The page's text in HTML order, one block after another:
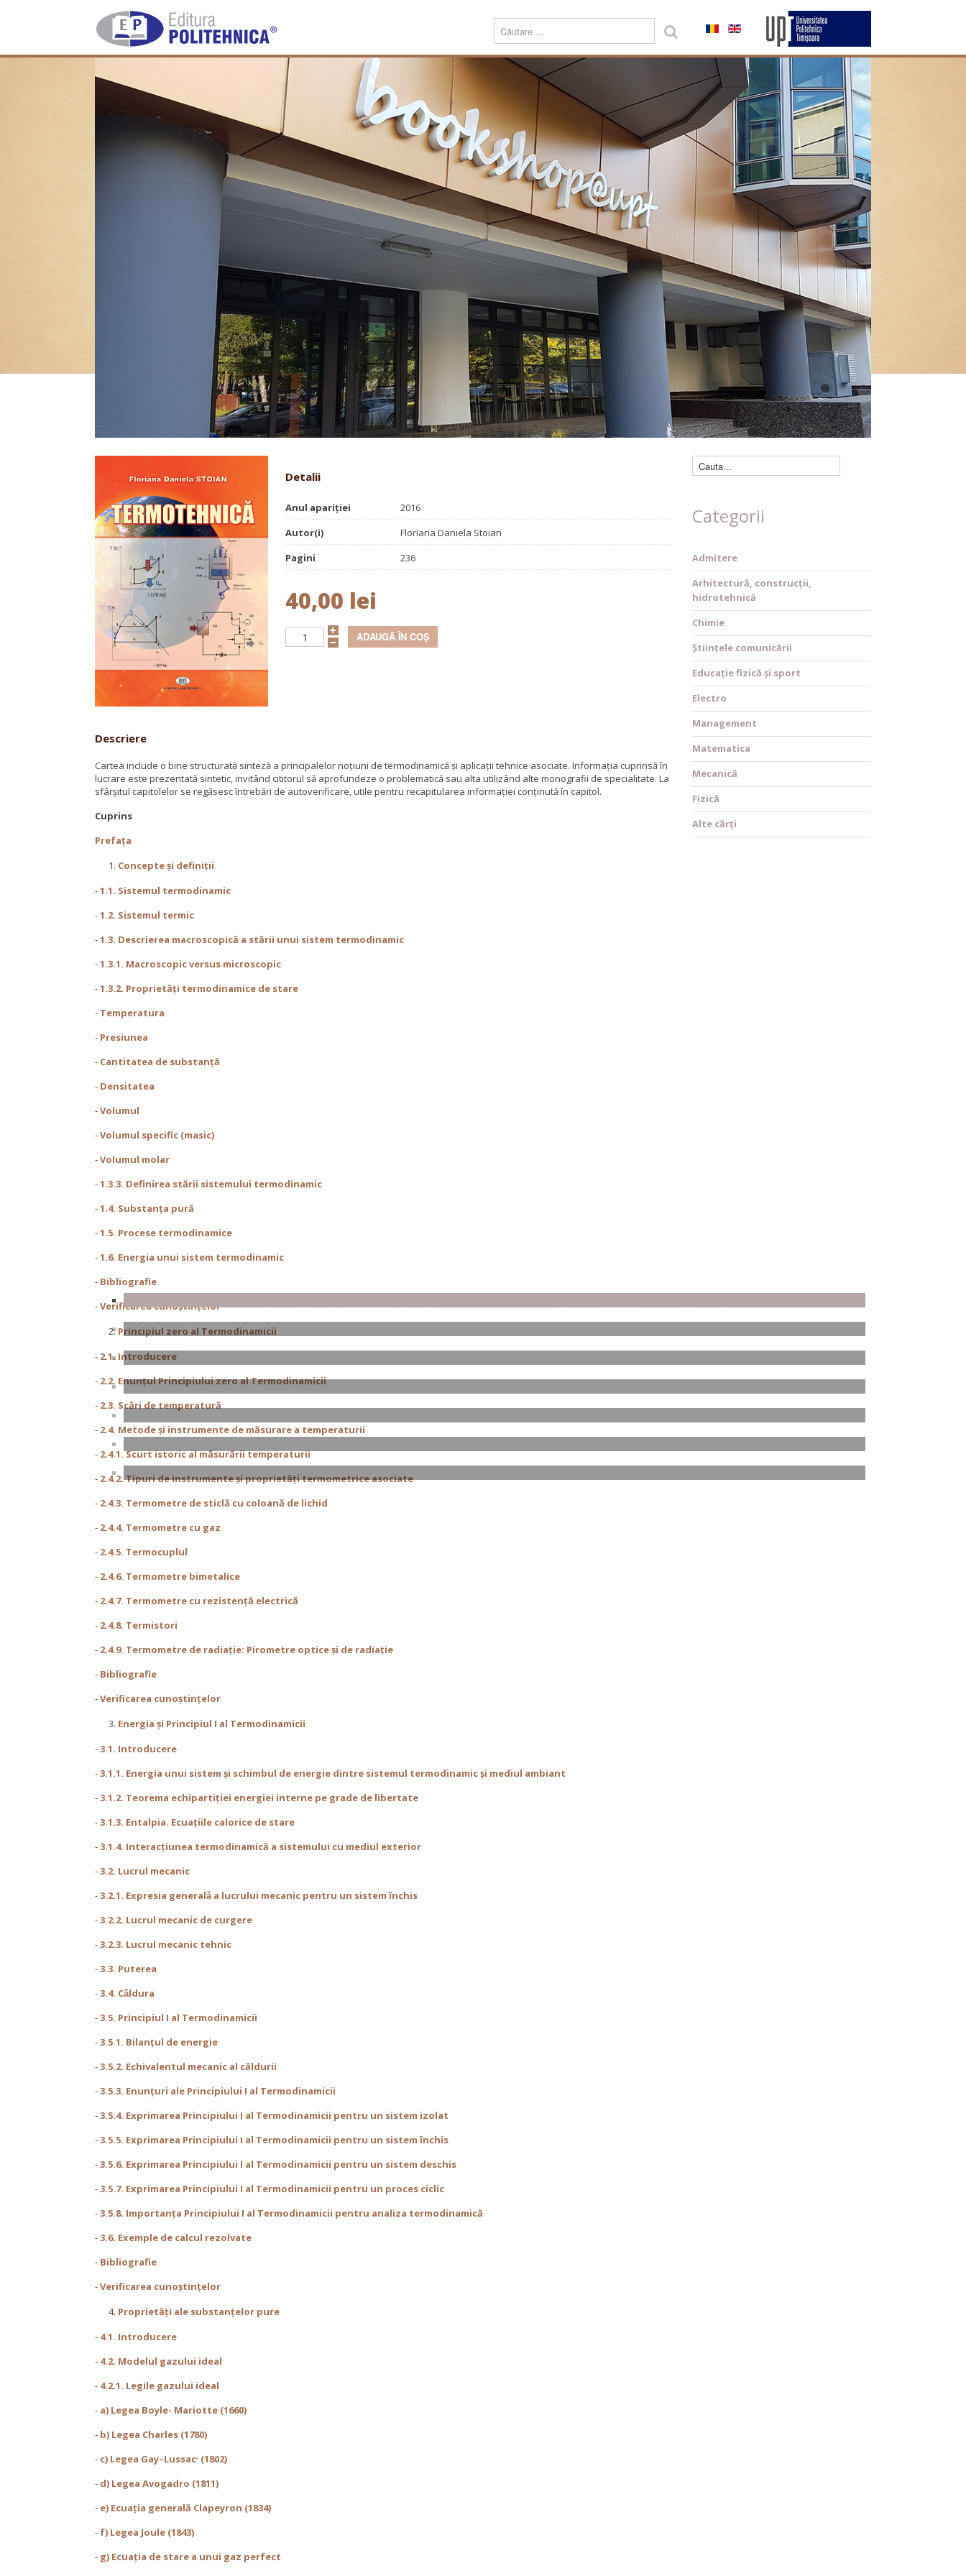
0,00 lei
Contul meu
Prezentare
Despre
Misiune
Echipa
Editură
Carte
Periodice
Teze de doctorat
Download
Tipografie
Servicii
Produse
Echipamente tipografice
Promoționale
Evenimente
Contact
Termotehnică
Detalii
Anul apariției
2016
Autor(i)
Floriana Daniela Stoian
Pagini
236
40,00 lei
Descriere
Cartea include o bine structurată sinteză a principalelor noţiuni de termodinamică şi aplicaţii tehnice asociate. Informaţia cuprinsă în
lucrare este prezentată sintetic, invitând cititorul să aprofundeze o problematică sau alta utilizând alte monografii de specialitate. La
sfârşitul capitolelor se regăsesc întrebări de autoverificare, utile pentru recapitularea informaţiei conţinută în capitol.
Cuprins
Prefața
Concepte şi definiţii
-1.1. Sistemul termodinamic
-1.2. Sistemul termic
-1.3. Descrierea macroscopică a stării unui sistem termodinamic
-1.3.1. Macroscopic versus microscopic
-1.3.2. Proprietăţi termodinamice de stare
- Temperatura
- Presiunea
- Cantitatea de substanță
- Densitatea
-Volumul
-Volumul specific (masic)
-Volumul molar
-1.3.3. Definirea stării sistemului termodinamic
-1.4. Substanța pură
-1.5. Procese termodinamice
-1.6. Energia unui sistem termodinamic
- Bibliografie
-Verificarea cunoştinţelor
Principiul zero al Termodinamicii
- 2.1. Introducere
- 2.2. Enunțul Principiului zero al Termodinamicii
- 2.3. Scări de temperatură
- 2.4. Metode şi instrumente de măsurare a temperaturii
- 2.4.1. Scurt istoric al măsurării temperaturii
- 2.4.2. Tipuri de instrumente şi proprietăți termometrice asociate
- 2.4.3. Termometre de sticlă cu coloană de lichid
- 2.4.4. Termometre cu gaz
- 2.4.5. Termocuplul
- 2.4.6. Termometre bimetalice
- 2.4.7. Termometre cu rezistenţă electrică
- 2.4.8. Termistori
- 2.4.9. Termometre de radiație: Pirometre optice şi de radiaţie
- Bibliografie
-Verificarea cunoştinţelor
Energia și Principiul I al Termodinamicii
-3.1. Introducere
-3.1.1. Energia unui sistem și schimbul de energie dintre sistemul termodinamic și mediul ambiant
-3.1.2. Teorema echipartiţiei energiei interne pe grade de libertate
-3.1.3. Entalpia. Ecuaţiile calorice de stare
-3.1.4. Interacţiunea termodinamică a sistemului cu mediul exterior
-3.2. Lucrul mecanic
-3.2.1. Expresia generalǎ a lucrului mecanic pentru un sistem închis
-3.2.2. Lucrul mecanic de curgere
-3.2.3. Lucrul mecanic tehnic
-3.3. Puterea
-3.4. Cǎldura
-3.5. Principiul I al Termodinamicii
-3.5.1. Bilanţul de energie
-3.5.2. Echivalentul mecanic al căldurii
-3.5.3. Enunțuri ale Principiului I al Termodinamicii
-3.5.4. Exprimarea Principiului I al Termodinamicii pentru un sistem izolat
-3.5.5. Exprimarea Principiului I al Termodinamicii pentru un sistem închis
-3.5.6. Exprimarea Principiului I al Termodinamicii pentru un sistem deschis
-3.5.7. Exprimarea Principiului I al Termodinamicii pentru un proces ciclic
-3.5.8. Importanţa Principiului I al Termodinamicii pentru analiza termodinamică
-3.6. Exemple de calcul rezolvate
- Bibliografie
-Verificarea cunoștințelor
Proprietăţi ale substanţelor pure
- 4.1. Introducere
- 4.2. Modelul gazului ideal
- 4.2.1. Legile gazului ideal
- a) Legea Boyle- Mariotte (1660)
- b) Legea Charles (1780)
- c) Legea Gay–Lussac, (1802)
- d) Legea Avogadro (1811)
- e) Ecuația generală Clapeyron (1834)
- f) Legea Joule (1843)
- g) Ecuația de stare a unui gaz perfect
Căutare cărți
Categorii
Admitere
Arhitectură, construcții,
hidrotehnică
Chimie
Științele comunicării
Educație fizică și sport
Electro
Management
Matematica
Mecanică
Fizică
Alte cărți